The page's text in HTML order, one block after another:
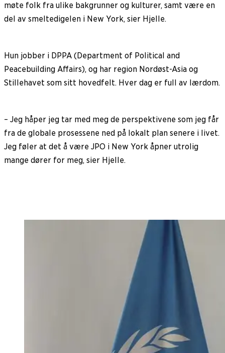
møte folk fra ulike bakgrunner og kulturer, samt være en
del av smeltedigelen i New York, sier Hjelle.
Hun jobber i DPPA (Department of Political and
Peacebuilding Affairs), og har region Nordøst-Asia og
Stillehavet som sitt hovedfelt. Hver dag er full av lærdom.
– Jeg håper jeg tar med meg de perspektivene som jeg får
fra de globale prosessene ned på lokalt plan senere i livet.
Jeg føler at det å være JPO i New York åpner utrolig
mange dører for meg, sier Hjelle.